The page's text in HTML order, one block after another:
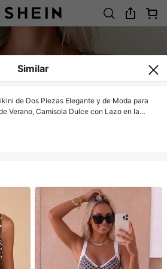
Similar
de Dos Piezas Elegante y de Moda para
Verano, Camisola Dulce con Lazo en la
Floral Aleatorio, para Vacaciones y
Dividido